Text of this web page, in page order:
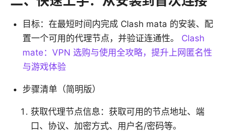
目标：在最短时间内完成 Clash mata 的安装、配
置一个可用的代理节点，并验证连通性。 Clash
mate：VPN 选购与使用全攻略，提升上网匿名性
与游戏体验
步骤清单（简明版）
获取代理节点信息：获取可用的节点地址、端
口、协议、加密方式、用户名/密码等。